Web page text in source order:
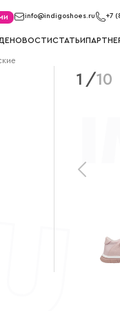
info@indigoshoes.ru +7
НОВОСТИСТАТЬИ
КЕДЫ
Кеды для
Кеды для
Сапоги
Сапоги
1 /10